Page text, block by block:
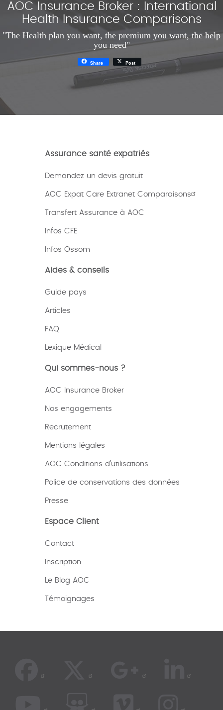
AOC Insurance Broker : International
Health Insurance Comparisons
"The Health plan you want, the premium you want, the help
you need"
Share Post
Assurance santé expatriés
Demandez un devis gratuit
AOC Expat Care Extranet Comparaisons
Transfert Assurance à AOC
Infos CFE
Infos Ossom
Aides & conseils
Guide pays
Articles
FAQ
Lexique Médical
Qui sommes-nous ?
AOC Insurance Broker
Nos engagements
Recrutement
Mentions légales
AOC Conditions d’utilisations
Police de conservations des données
Presse
Espace Client
Contact
Inscription
Le Blog AOC
Témoignages